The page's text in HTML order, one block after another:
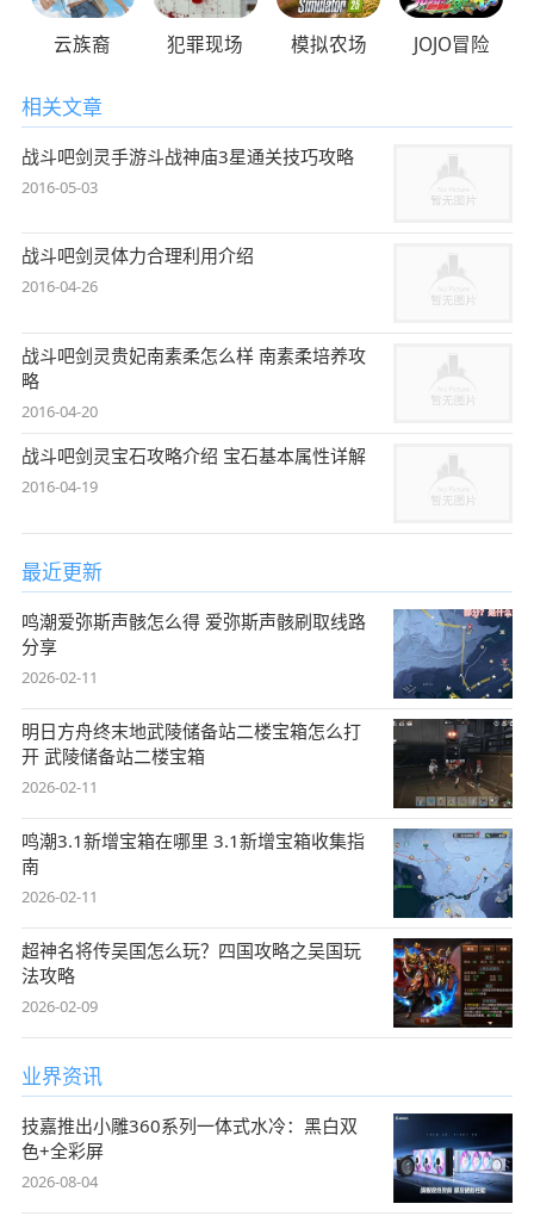
云族裔 犯罪现场 模拟农场 JOJO冒险
相关文章
战斗吧剑灵手游斗战神庙3星通关技巧攻略
2016-05-03
战斗吧剑灵体力合理利用介绍
2016-04-26
战斗吧剑灵贵妃南素柔怎么样 南素柔培养攻
略
2016-04-20
战斗吧剑灵宝石攻略介绍 宝石基本属性详解
2016-04-19
最近更新
鸣潮爱弥斯声骸怎么得 爱弥斯声骸刷取线路
分享
2026-02-11
明日方舟终末地武陵储备站二楼宝箱怎么打
开 武陵储备站二楼宝箱
2026-02-11
鸣潮3.1新增宝箱在哪里 3.1新增宝箱收集指
南
2026-02-11
超神名将传吴国怎么玩？四国攻略之吴国玩
法攻略
2026-02-09
业界资讯
技嘉推出小雕360系列一体式水冷：黑白双
色+全彩屏
2026-08-04